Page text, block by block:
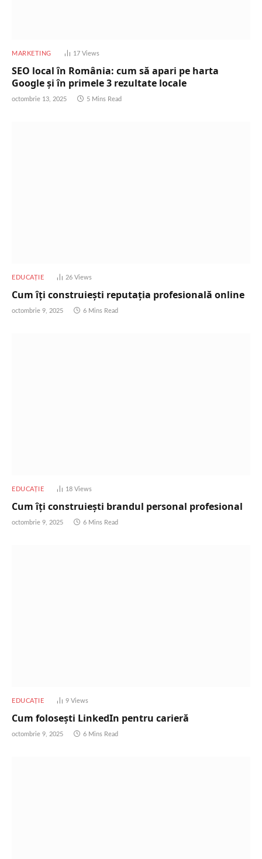
MARKETING 17 Views
SEO local în România: cum să apari pe harta
Google și în primele 3 rezultate locale
octombrie 13, 2025 5 Mins Read
EDUCAȚIE 26Views
Cum îți construiești reputația profesională online
octombrie 9, 2025 6 Mins Read
EDUCAȚIE 18Views
Cum îți construiești brandul personal profesional
octombrie 9, 2025 6 Mins Read
EDUCAȚIE 9Views
Cum folosești LinkedIn pentru carieră
octombrie 9, 2025 6 Mins Read